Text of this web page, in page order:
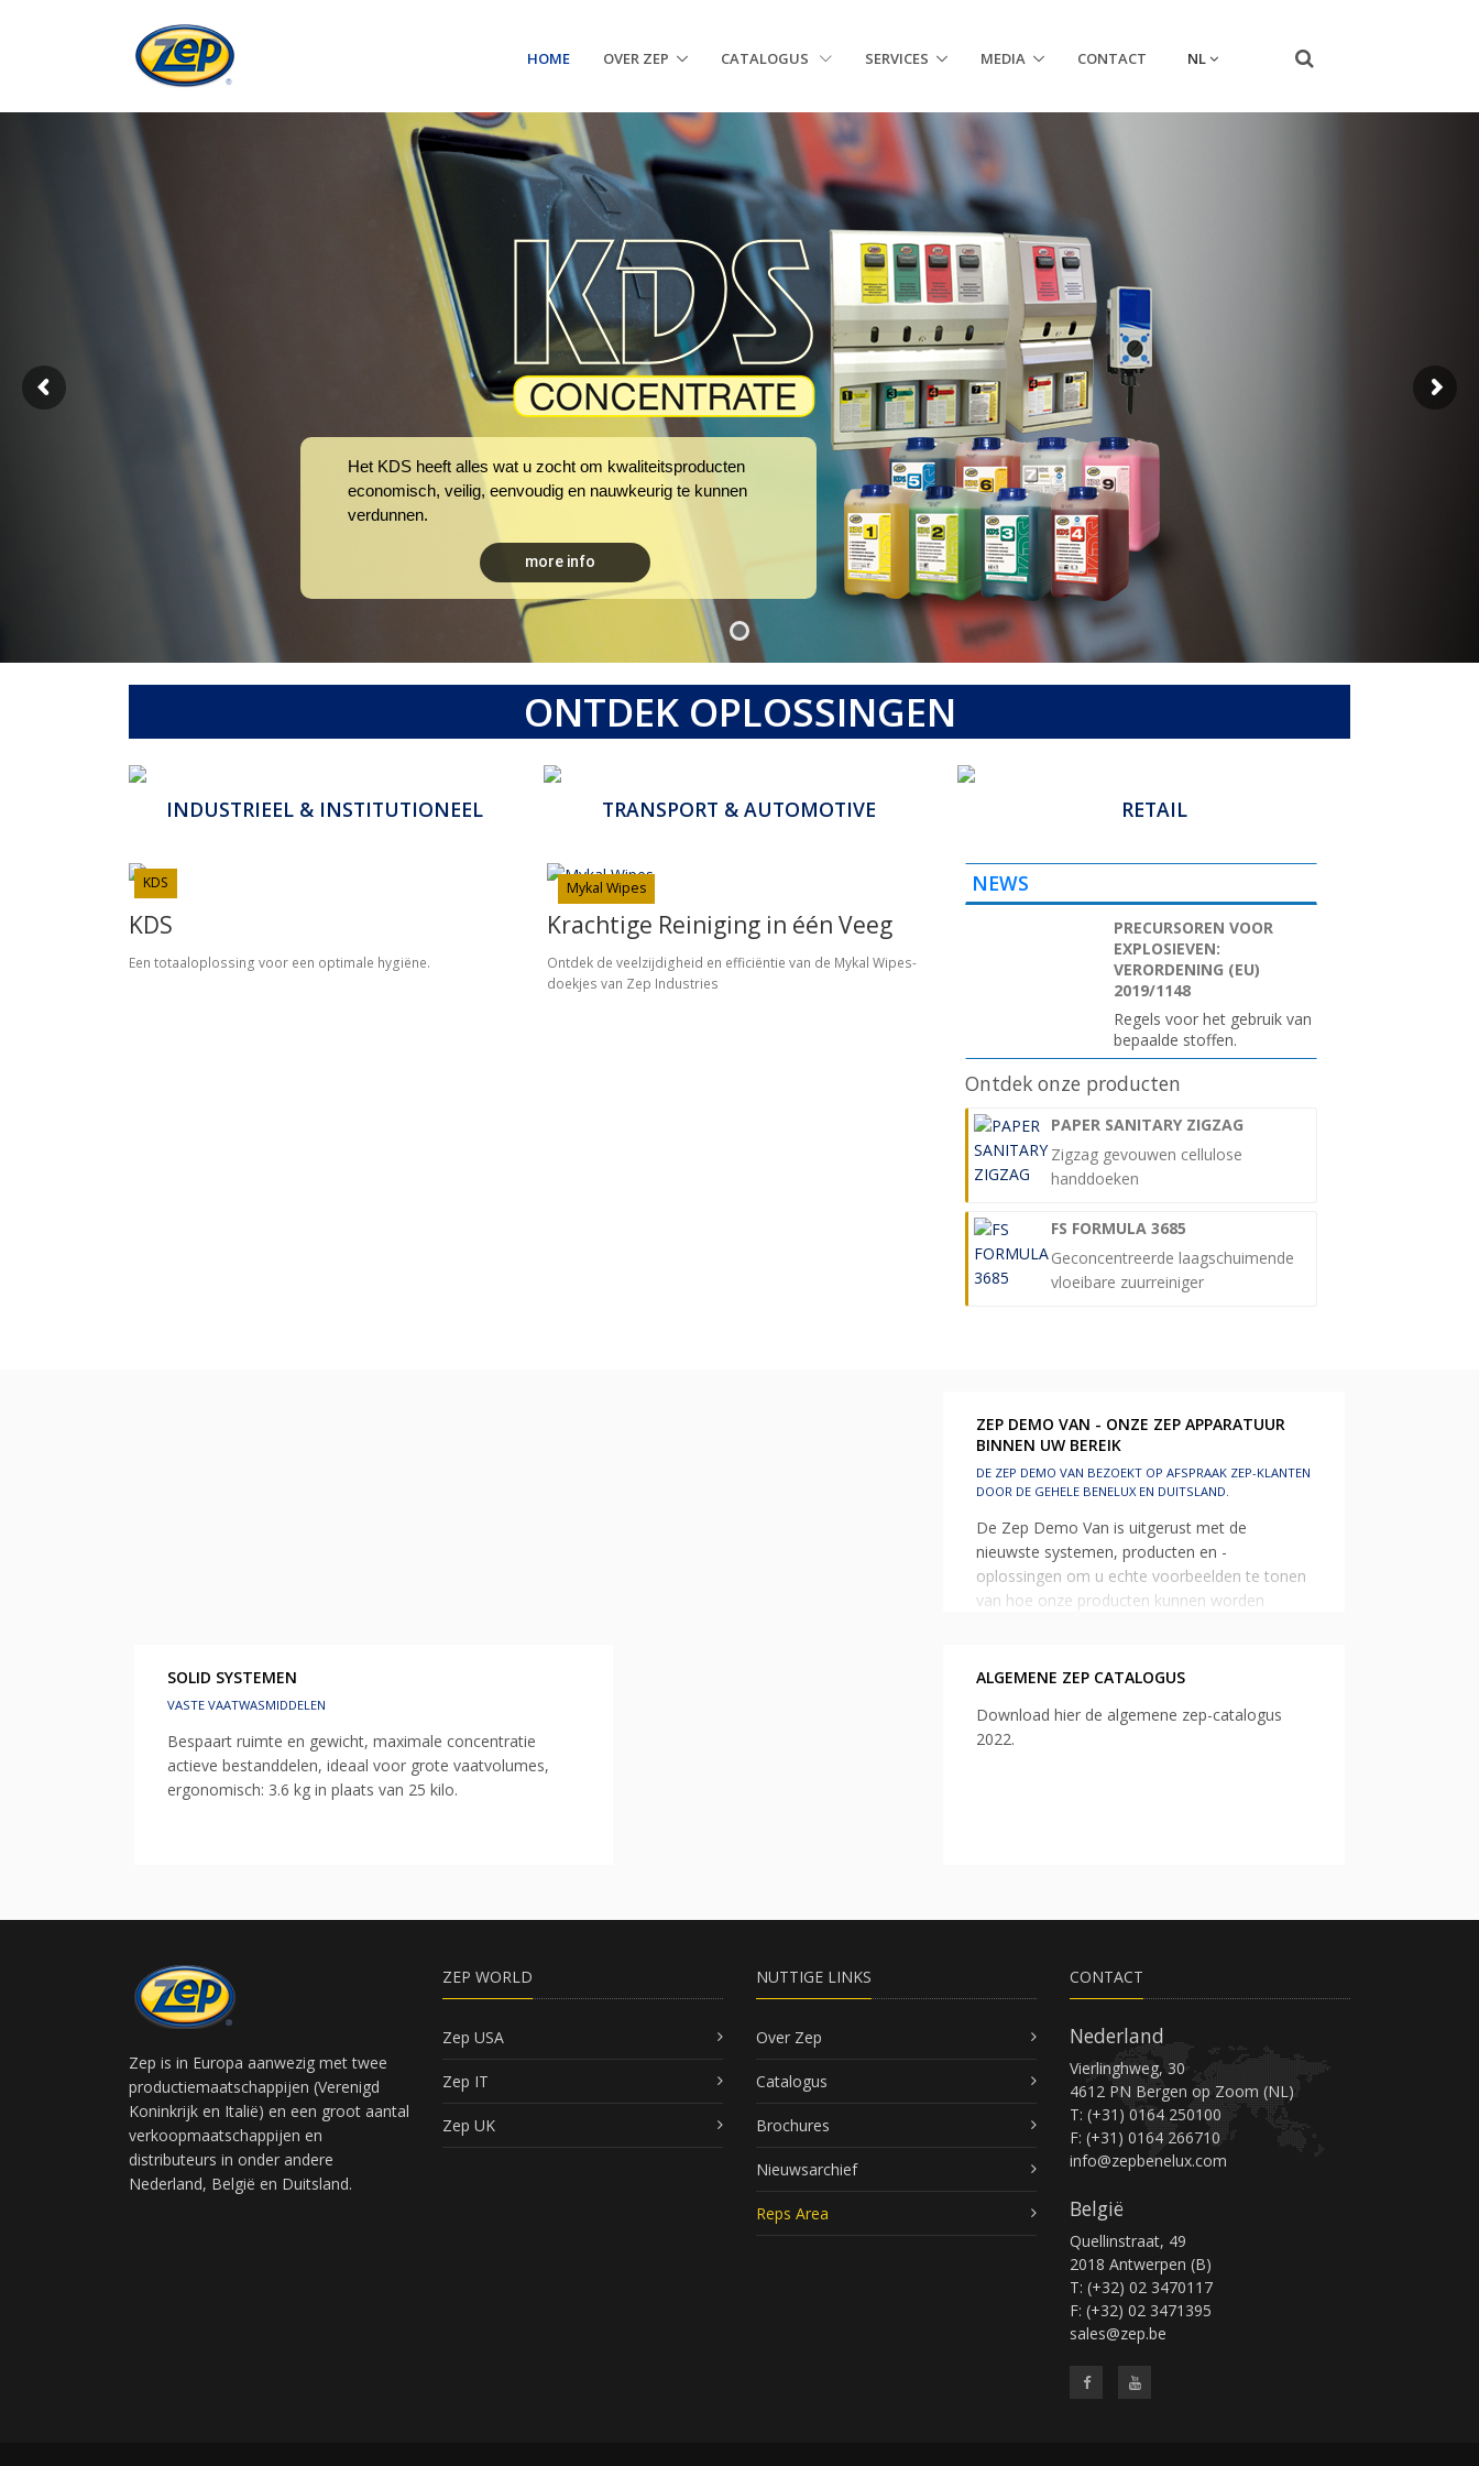
HOME OVER ZEP CATALOGUS SERVICES MEDIA CONTACT NL
Het KDS heeft alles wat u zocht om kwaliteitsproducten
economisch, veilig, eenvoudig en nauwkeurig te kunnen
verdunnen.
more info
ONTDEK OPLOSSINGEN
Zep levert professionele reinigingsoplossingen voor
metaalverwerking maar ook hotels, restaurants,
gezondheidszorg, overheidsorganisaties en meer.
INDUSTRIEEL & INSTITUTIONEEL
Zep levert professionele reinigingsoplossingen voor
metaalverwerking maar ook hotels, restaurants,
gezondheidszorg, overheidsorganisaties en meer.
TRANSPORT & AUTOMOTIVE
De beproefde kwaliteitsproducten van Zep zijn nu
RETAIL
KDS
KDS
Een totaaloplossing voor een optimale hygiëne.
Mykal Wipes
Krachtige Reiniging in één Veeg
Ontdek de veelzijdigheid en efficiëntie van de Mykal Wipes-
doekjes van Zep Industries
NEWS
PRECURSOREN VOOR
EXPLOSIEVEN:
VERORDENING (EU)
2019/1148
Regels voor het gebruik van
bepaalde stoffen.
Ontdek onze producten
PAPER SANITARY ZIGZAG
Zigzag gevouwen cellulose
handdoeken
FS FORMULA 3685
Geconcentreerde laagschuimende
vloeibare zuurreiniger
SOLID SYSTEMEN
VASTE VAATWASMIDDELEN
Bespaart ruimte en gewicht, maximale concentratie
actieve bestanddelen, ideaal voor grote vaatvolumes,
ergonomisch: 3.6 kg in plaats van 25 kilo.
ZEP DEMO VAN - ONZE ZEP APPARATUUR
BINNEN UW BEREIK
DE ZEP DEMO VAN BEZOEKT OP AFSPRAAK ZEP-KLANTEN
DOOR DE GEHELE BENELUX EN DUITSLAND.
De Zep Demo Van is uitgerust met de
nieuwste systemen, producten en -
oplossingen om u echte voorbeelden te tonen
van hoe onze producten kunnen worden
ALGEMENE ZEP CATALOGUS
Download hier de algemene zep-catalogus
2022.
Zep is in Europa aanwezig met twee
productiemaatschappijen (Verenigd
Koninkrijk en Italië) en een groot aantal
verkoopmaatschappijen en
distributeurs in onder andere
Nederland, België en Duitsland.
ZEP WORLD
Zep USA
Zep IT
Zep UK
NUTTIGE LINKS
Over Zep
Catalogus
Brochures
Nieuwsarchief
Reps Area
CONTACT
Nederland
Vierlinghweg, 30
4612 PN Bergen op Zoom (NL)
T: (+31) 0164 250100
F: (+31) 0164 266710
info@zepbenelux.com
België
Quellinstraat, 49
2018 Antwerpen (B)
T: (+32) 02 3470117
F: (+32) 02 3471395
sales@zep.be